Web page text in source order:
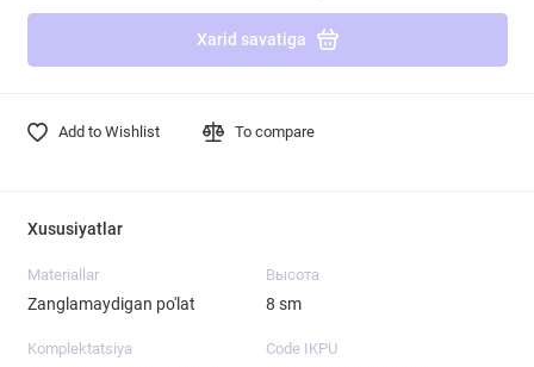
Xarid savatiga
Add to Wishlist To compare
Xususiyatlar
Materiallar
Zanglamaydigan po'lat
Высота
8 sm
Komplektatsiya Code IKPU